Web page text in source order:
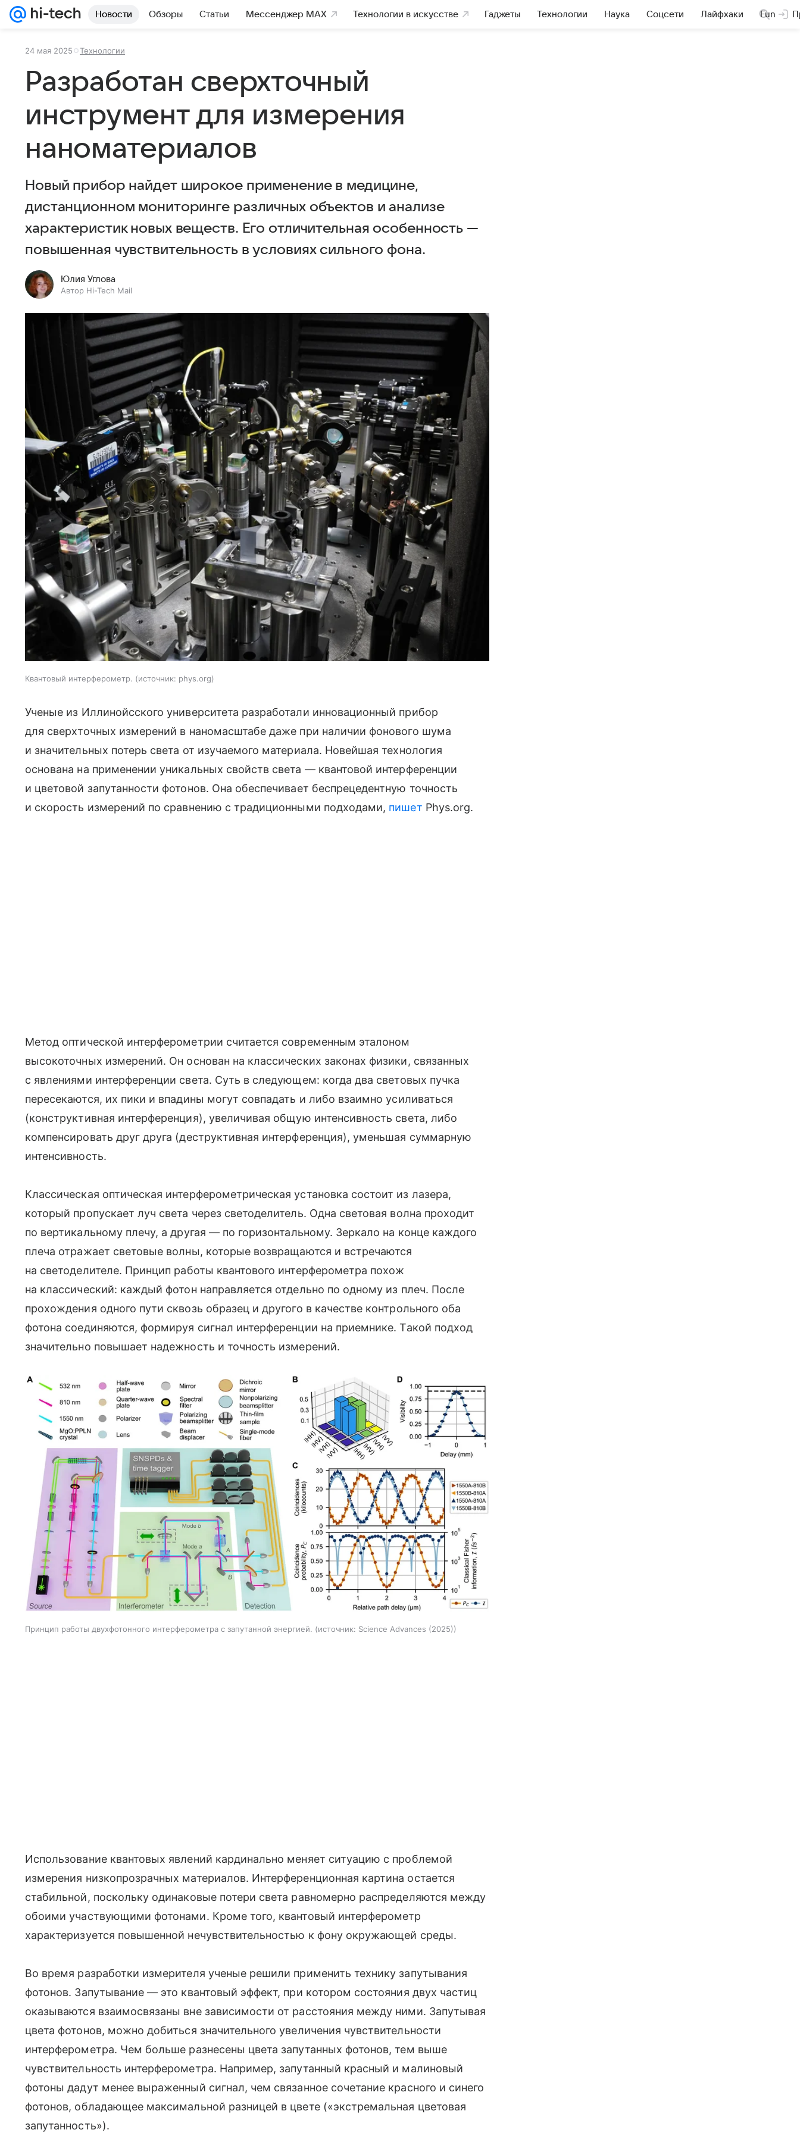
Новости Обзоры Статьи Мессенджер MAX Технологии в искусстве Гаджеты Технологии Наука Соцсети Лайфхаки Fun
24 мая 2025 Технологии
Разработан сверхточный
инструмент для измерения
наноматериалов
Новый прибор найдет широкое применение в медицине,
дистанционном мониторинге различных объектов и анализе
характеристик новых веществ. Его отличительная особенность —
повышенная чувствительность в условиях сильного фона.
Юлия Углова
Автор Hi-Tech Mail
Квантовый интерферометр. источник: phys.org
Ученые из Иллинойсского университета разработали инновационный прибор
для сверхточных измерений в наномасштабе даже при наличии фонового шума
и значительных потерь света от изучаемого материала. Новейшая технология
основана на применении уникальных свойств света — квантовой интерференции
и цветовой запутанности фотонов. Она обеспечивает беспрецедентную точность
и скорость измерений по сравнению с традиционными подходами, пишет Phys.org.
Метод оптической интерферометрии считается современным эталоном
высокоточных измерений. Он основан на классических законах физики, связанных
с явлениями интерференции света. Суть в следующем: когда два световых пучка
пересекаются, их пики и впадины могут совпадать и либо взаимно усиливаться
(конструктивная интерференция), увеличивая общую интенсивность света, либо
компенсировать друг друга (деструктивная интерференция), уменьшая суммарную
интенсивность.
Классическая оптическая интерферометрическая установка состоит из лазера,
который пропускает луч света через светоделитель. Одна световая волна проходит
по вертикальному плечу, а другая — по горизонтальному. Зеркало на конце каждого
плеча отражает световые волны, которые возвращаются и встречаются
на светоделителе. Принцип работы квантового интерферометра похож
на классический: каждый фотон направляется отдельно по одному из плеч. После
прохождения одного пути сквозь образец и другого в качестве контрольного оба
фотона соединяются, формируя сигнал интерференции на приемнике. Такой подход
значительно повышает надежность и точность измерений.
Принцип работы двухфотонного интерферометра с запутанной энергией. источник: Science Advances (2025)
Использование квантовых явлений кардинально меняет ситуацию с проблемой
измерения низкопрозрачных материалов. Интерференционная картина остается
стабильной, поскольку одинаковые потери света равномерно распределяются между
обоими участвующими фотонами. Кроме того, квантовый интерферометр
характеризуется повышенной нечувствительностью к фону окружающей среды.
Во время разработки измерителя ученые решили применить технику запутывания
фотонов. Запутывание — это квантовый эффект, при котором состояния двух частиц
оказываются взаимосвязаны вне зависимости от расстояния между ними. Запутывая
цвета фотонов, можно добиться значительного увеличения чувствительности
интерферометра. Чем больше разнесены цвета запутанных фотонов, тем выше
чувствительность интерферометра. Например, запутанный красный и малиновый
фотоны дадут менее выраженный сигнал, чем связанное сочетание красного и синего
фотонов, обладающее максимальной разницей в цвете («экстремальная цветовая
запутанность»).